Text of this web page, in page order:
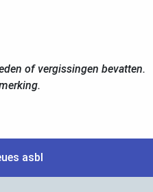
of vergissingen bevatten.
asbl